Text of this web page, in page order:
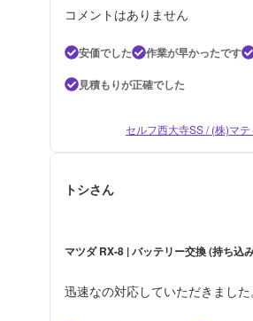
コメントはありません
安価でした 作業が早かったです
見積もりが正確でした
セルフ西大寺SS / (株)マ
トシさん
マツダ RX-8 | バッテリー交換 (持ち込
迅速なの対応していただきました